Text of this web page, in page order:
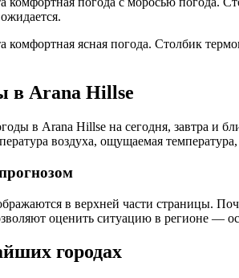
комфортная ясная погода. Столбик
в Arana Hillsе
в Arana Hillsе на сегодня, завтра и
воздуха, ощущаемая
в верхней части страницы.
оценить ситуацию в регионе —
городах